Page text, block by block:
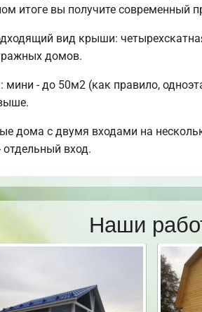
итоге вы получите современный
вид крыши:
домов.
- до 50м2 (как правило,
дома с двумя входами на
вход.
Наши